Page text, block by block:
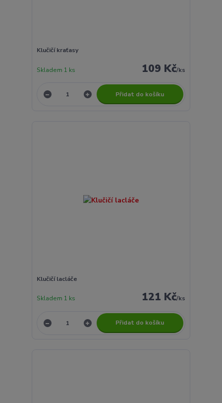
Klučičí kraťasy
109 Kč/ks
Skladem 1 ks
Přidat do košíku
Klučičí lacláče
121 Kč/ks
Skladem 1 ks
Přidat do košíku